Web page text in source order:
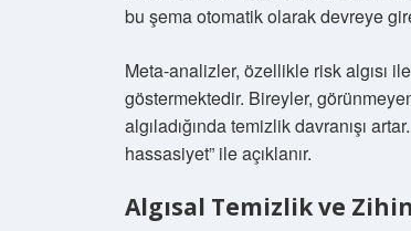
bu şema otomatik olarak devreye
Meta-analizler, özellikle risk algısı
göstermektedir. Bireyler,
algıladığında temizlik davranışı
hassasiyet” ile açıklanır.
Algısal Temizlik ve